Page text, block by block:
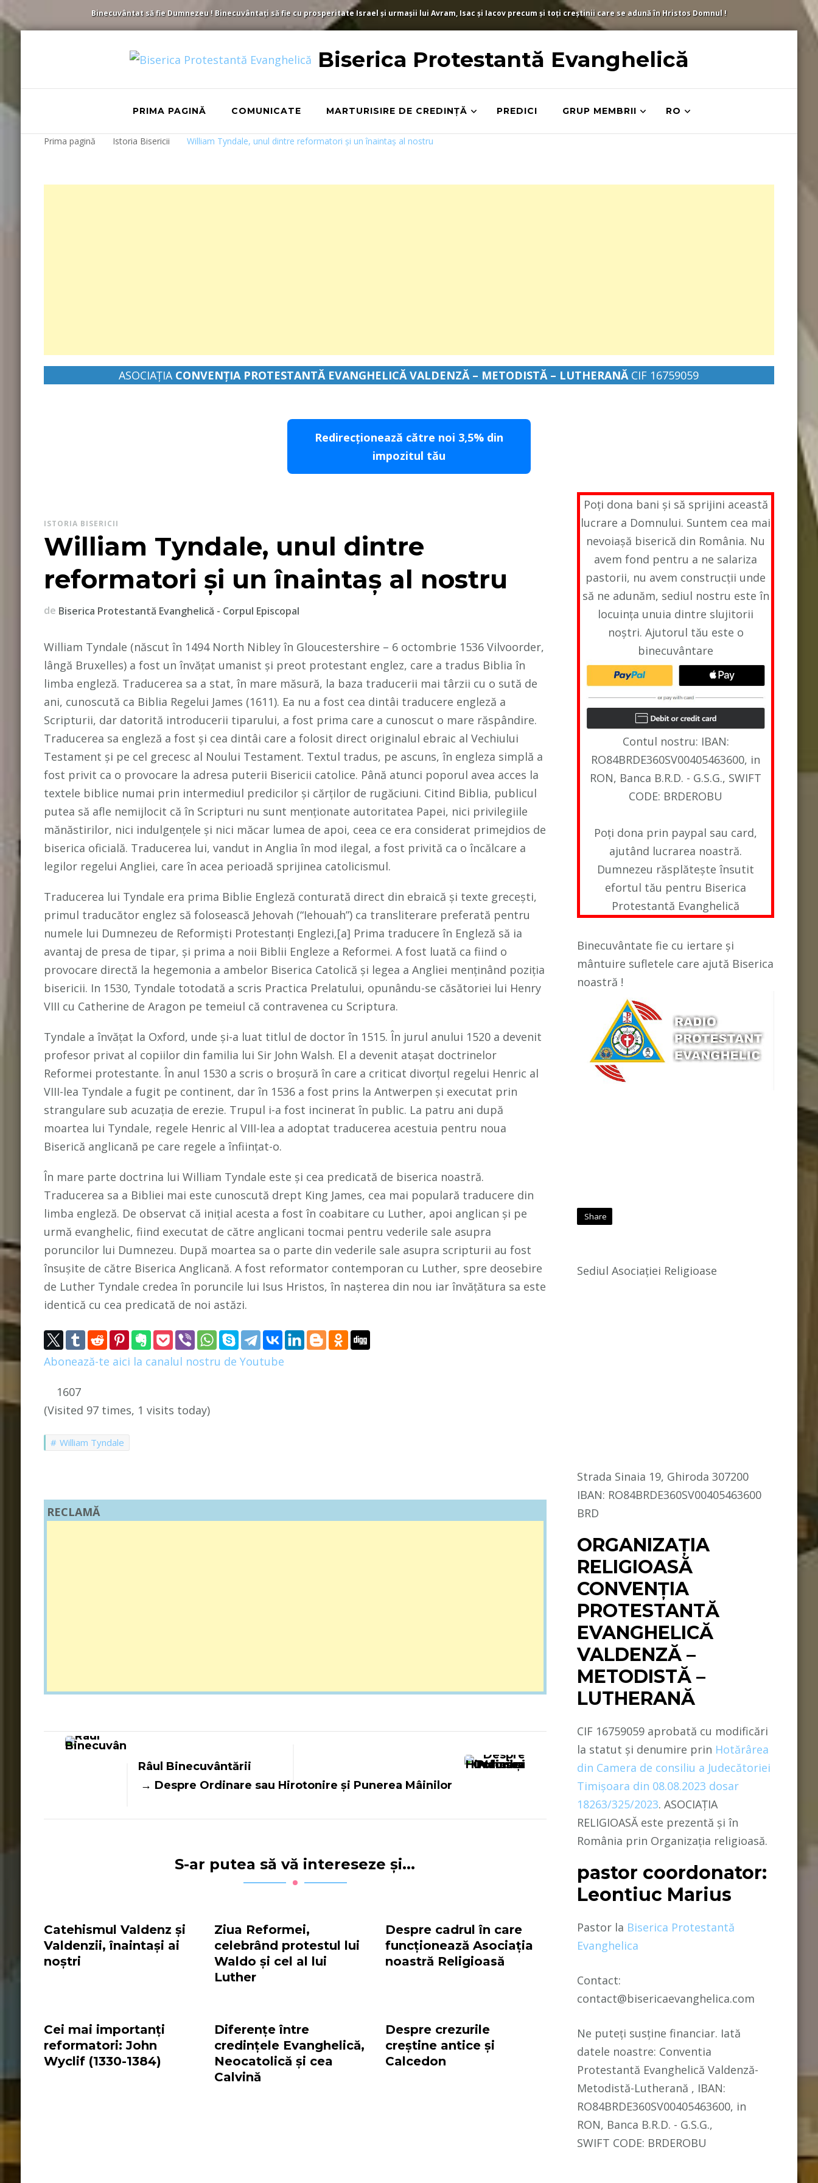
Binecuvântat să fie Dumnezeu ! Binecuvântați să fie cu prosperitate Israel și urmașii lui Avram, Isac și Iacov precum și toți creștinii care se adună în Hristos Domnul !
Biserica Protestantă Evanghelică
PRIMA PAGINĂ COMUNICATE MARTURISIRE DE CREDINȚĂ PREDICI GRUP MEMBRII RO
Prima pagină Istoria Bisericii William Tyndale, unul dintre reformatori și un înaintaș al nostru
ASOCIAȚIA CONVENŢIA PROTESTANTĂ EVANGHELICĂ VALDENZĂ – METODISTĂ – LUTHERANĂCIF 16759059
Redirecționează către noi 3,5% din
impozitul tău
ISTORIA BISERICII
William Tyndale, unul dintre
reformatori și un înaintaș al nostru
de Biserica Protestantă Evanghelică - Corpul Episcopal
William Tyndale (născut în 1494 North Nibley în Gloucestershire – 6 octombrie 1536 Vilvoorder,
lângă Bruxelles) a fost un învățat umanist și preot protestant englez, care a tradus Biblia în
limba engleză. Traducerea sa a stat, în mare măsură, la baza traducerii mai târzii cu o sută de
ani, cunoscută ca Biblia Regelui James (1611). Ea nu a fost cea dintâi traducere engleză a
Scripturii, dar datorită introducerii tiparului, a fost prima care a cunoscut o mare răspândire.
Traducerea sa engleză a fost și cea dintâi care a folosit direct originalul ebraic al Vechiului
Testament și pe cel grecesc al Noului Testament. Textul tradus, pe ascuns, în engleza simplă a
fost privit ca o provocare la adresa puterii Bisericii catolice. Până atunci poporul avea acces la
textele biblice numai prin intermediul predicilor și cărților de rugăciuni. Citind Biblia, publicul
putea să afle nemijlocit că în Scripturi nu sunt menționate autoritatea Papei, nici privilegiile
mănăstirilor, nici indulgențele și nici măcar lumea de apoi, ceea ce era considerat primejdios de
biserica oficială. Traducerea lui, vandut in Anglia în mod ilegal, a fost privită ca o încălcare a
legilor regelui Angliei, care în acea perioadă sprijinea catolicismul.
Traducerea lui Tyndale era prima Biblie Engleză conturată direct din ebraică și texte grecești,
primul traducător englez să folosească Jehovah (“Iehouah”) ca transliterare preferată pentru
numele lui Dumnezeu de Reformiști Protestanți Englezi,[a] Prima traducere în Engleză să ia
avantaj de presa de tipar, și prima a noii Biblii Engleze a Reformei. A fost luată ca fiind o
provocare directă la hegemonia a ambelor Biserica Catolică și legea a Angliei menținând poziția
bisericii. In 1530, Tyndale totodată a scris Practica Prelatului, opunându-se căsătoriei lui Henry
VIII cu Catherine de Aragon pe temeiul că contravenea cu Scriptura.
Tyndale a învățat la Oxford, unde și-a luat titlul de doctor în 1515. În jurul anului 1520 a devenit
profesor privat al copiilor din familia lui Sir John Walsh. El a devenit atașat doctrinelor
Reformei protestante. În anul 1530 a scris o broșură în care a criticat divorțul regelui Henric al
VIII-lea Tyndale a fugit pe continent, dar în 1536 a fost prins la Antwerpen și executat prin
strangulare sub acuzația de erezie. Trupul i-a fost incinerat în public. La patru ani după
moartea lui Tyndale, regele Henric al VIII-lea a adoptat traducerea acestuia pentru noua
Biserică anglicană pe care regele a înființat-o.
În mare parte doctrina lui William Tyndale este și cea predicată de biserica noastră.
Traducerea sa a Bibliei mai este cunoscută drept King James, cea mai populară traducere din
limba engleză. De observat că inițial acesta a fost în coabitare cu Luther, apoi anglican și pe
urmă evanghelic, fiind executat de către anglicani tocmai pentru vederile sale asupra
poruncilor lui Dumnezeu. După moartea sa o parte din vederile sale asupra scripturii au fost
însușite de către Biserica Anglicană. A fost reformator contemporan cu Luther, spre deosebire
de Luther Tyndale credea în poruncile lui Isus Hristos, în nașterea din nou iar învățătura sa este
identică cu cea predicată de noi astăzi.
Abonează-te aici la canalul nostru de Youtube
1607
(Visited 97 times, 1 visits today)
William Tyndale
RECLAMĂ
Navigare
Râul Binecuvântării
Despre Ordinare sau Hirotonire și Punerea Mâinilor
S-ar putea să vă intereseze și...
Catehismul Valdenz și
Valdenzii, înaintași ai
noștri
Ziua Reformei,
celebrând protestul lui
Waldo și cel al lui
Luther
Despre cadrul în care
funcționează Asociația
noastră Religioasă
Cei mai importanți
reformatori: John
Wyclif (1330-1384)
Diferențe între
credințele Evanghelică,
Neocatolică și cea
Calvină
Despre crezurile
creștine antice și
Calcedon
Poți dona bani și să sprijini această
lucrare a Domnului. Suntem cea mai
nevoiașă biserică din România. Nu
avem fond pentru a ne salariza
pastorii, nu avem construcții unde
să ne adunăm, sediul nostru este în
locuința unuia dintre slujitorii
noștri. Ajutorul tău este o
binecuvântare
Contul nostru: IBAN:
RO84BRDE360SV00405463600, in
RON, Banca B.R.D. - G.S.G., SWIFT
CODE: BRDEROBU
Poți dona prin paypal sau card,
ajutând lucrarea noastră.
Dumnezeu răsplătește însutit
efortul tău pentru Biserica
Protestantă Evanghelică
Binecuvântate fie cu iertare și
mântuire sufletele care ajută Biserica
noastră !
Share
Sediul Asociației Religioase
Strada Sinaia 19, Ghiroda 307200
IBAN: RO84BRDE360SV00405463600
BRD
ORGANIZAȚIA
RELIGIOASĂ
CONVENŢIA
PROTESTANTĂ
EVANGHELICĂ
VALDENZĂ –
METODISTĂ –
LUTHERANĂ
CIF 16759059 aprobată cu modificări
la statut și denumire prin Hotărârea
din Camera de consiliu a Judecătoriei
Timișoara din 08.08.2023 dosar
18263/325/2023. ASOCIAȚIA
RELIGIOASĂ este prezentă și în
România prin Organizația religioasă.
pastor coordonator:
Leontiuc Marius
Pastor la Biserica Protestantă
Evanghelica
Contact:
contact@bisericaevanghelica.com
Ne puteți susține financiar. Iată
datele noastre: Conventia
Protestantă Evanghelică Valdenză-
Metodistă-Lutherană , IBAN:
RO84BRDE360SV00405463600, in
RON, Banca B.R.D. - G.S.G.,
SWIFT CODE: BRDEROBU